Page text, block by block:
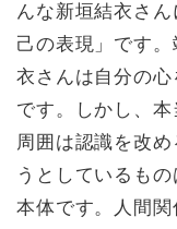
んな新垣結衣さ
己の表現」です
衣さんは自分の
です。しかし、
周囲は認識を改
うとしているも
本体です。人間